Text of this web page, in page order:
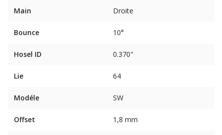
Main Droite
Bounce 10°
Hosel ID 0.370"
Lie 64
Modéle SW
Offset 1,8 mm